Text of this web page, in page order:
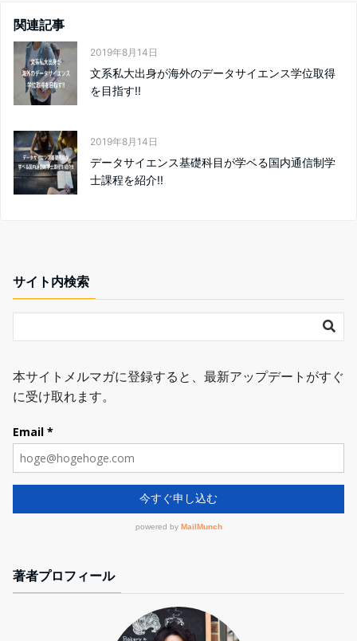
関連記事
2019年8月14日
文系私大出身が海外のデータサイエンス学位取得
を目指す!!
2019年8月14日
データサイエンス基礎科目が学ベる国内通信制学
士課程を紹介!!
サイト内検索
著者プロフィール